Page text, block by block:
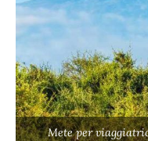
Mete per